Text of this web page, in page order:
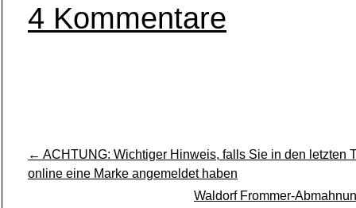
4 Kommentare
Organization)
← ACHTUNG: Wichtiger Hinweis, falls Sie in den letzten
online eine Marke angemeldet haben
Waldorf Frommer-